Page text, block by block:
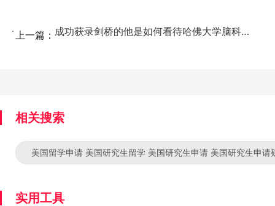
上一篇： 成功获录剑桥的他是如何看待哈佛大学脑科学中心实验室助...
相关搜索
美国留学申请 美国研究生留学 美国研究生申请 美国研究生申请
实用工具